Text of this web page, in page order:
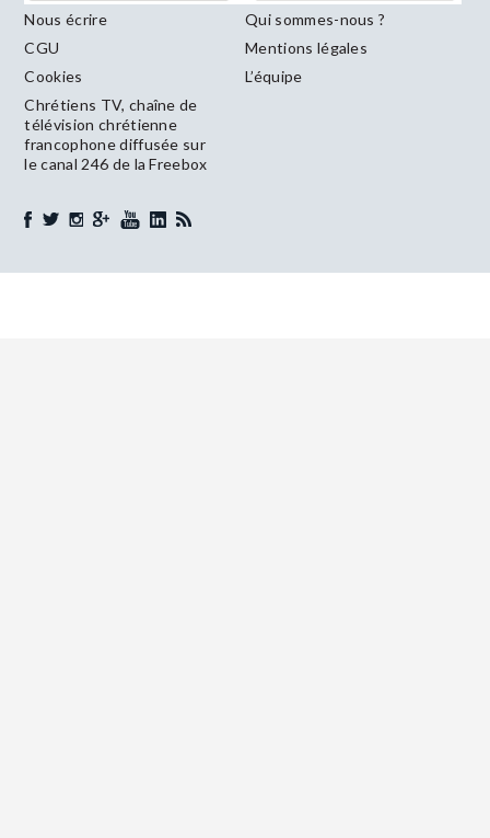
Nous écrire
Qui sommes-nous ?
CGU
Mentions légales
Cookies
L’équipe
Chrétiens TV, chaîne de
télévision chrétienne
francophone diffusée sur
le canal 246 de la Freebox